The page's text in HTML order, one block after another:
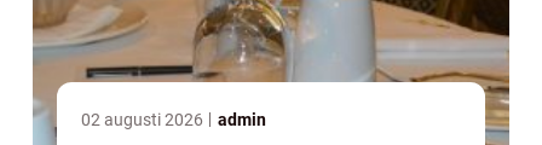
02 augusti 2026 admin